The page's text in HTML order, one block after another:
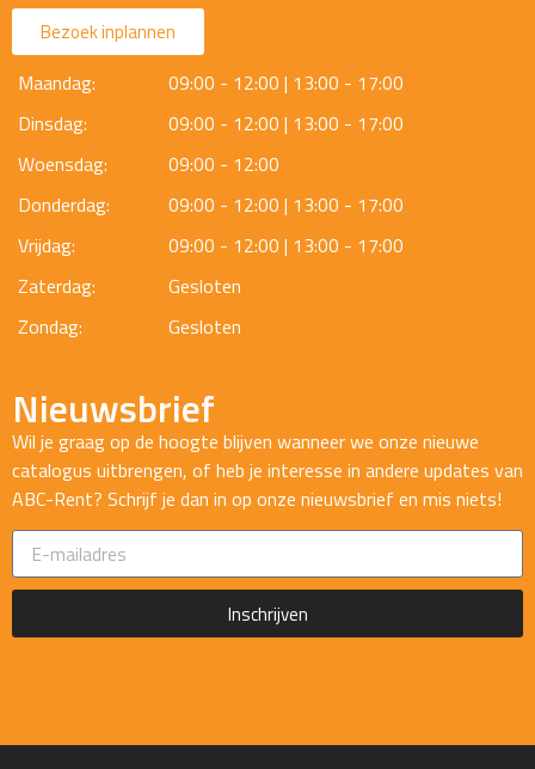
Bezoek inplannen
Maandag:
09:00 - 12:00 | 13:00 - 17:00
Dinsdag:
09:00 - 12:00 | 13:00 - 17:00
Woensdag:
09:00 - 12:00
Donderdag:
09:00 - 12:00 | 13:00 - 17:00
Vrijdag:
09:00 - 12:00 | 13:00 - 17:00
Zaterdag:
Gesloten
Zondag:
Gesloten
Nieuwsbrief
Wil je graag op de hoogte blijven wanneer we onze nieuwe
catalogus uitbrengen, of heb je interesse in andere updates van
ABC-Rent? Schrijf je dan in op onze nieuwsbrief en mis niets!
Inschrijven